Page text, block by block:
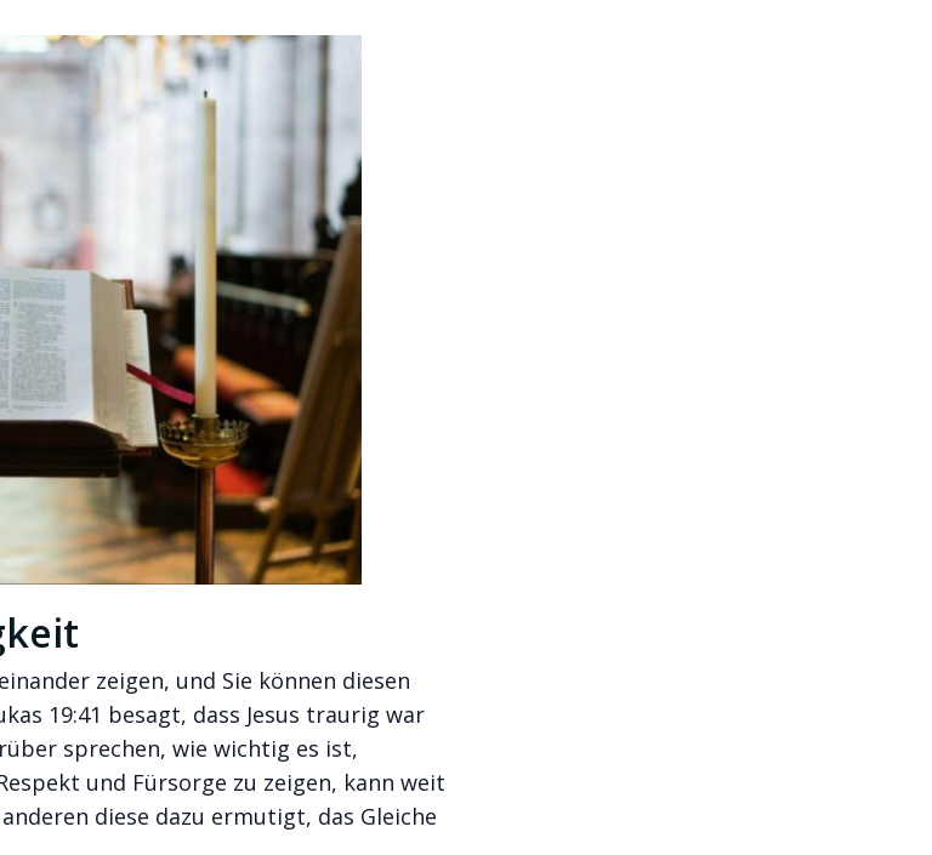
zeigen, und Sie können diesen
19:41 besagt, dass Jesus traurig war
sprechen, wie wichtig es ist,
und Fürsorge zu zeigen, kann weit
diese dazu ermutigt, das Gleiche